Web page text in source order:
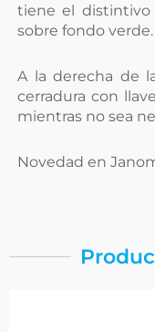
tiene el distintivo
sobre fondo verde.
A la derecha de
cerradura con
mientras no sea
Novedad en